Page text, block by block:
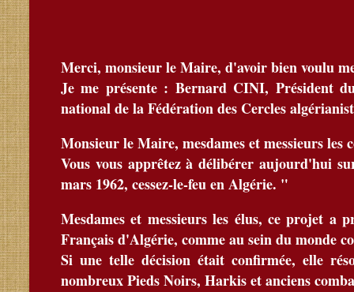
Merci, monsieur le Maire, d'avoir bien voulu
Je me présente : Bernard CINI, Président
national de la Fédération des Cercles
Monsieur le Maire, mesdames et messieurs les
Vous vous apprêtez à délibérer aujourd'hui
mars 1962, cessez-le-feu en Algérie. "
Mesdames et messieurs les élus, ce projet a
Français d'Algérie, comme au sein du monde
Si une telle décision était confirmée, elle
nombreux Pieds Noirs, Harkis et anciens